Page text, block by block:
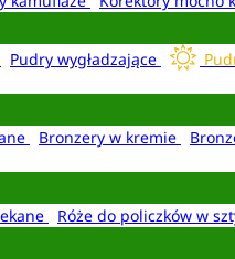
Pudry wygładzające
Bronzery w kremie
Róże do policzków w